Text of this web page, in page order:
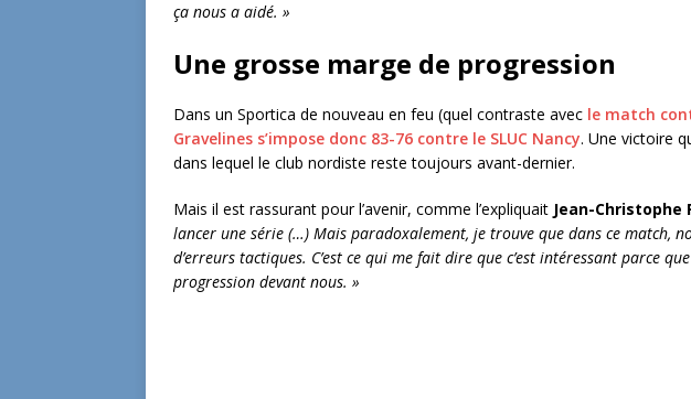
ça nous a aidé. »
Une grosse marge de progression
Dans un Sportica de nouveau en feu (quel contraste avec le match
Gravelines s’impose donc 83-76 contre le SLUC Nancy. Une victoire
dans lequel le club nordiste reste toujours avant-dernier.
Mais il est rassurant pour l’avenir, comme l’expliquait Jean-Christophe
lancer une série (…) Mais paradoxalement, je trouve que dans ce match,
d’erreurs tactiques. C’est ce qui me fait dire que c’est intéressant parce
progression devant nous. »